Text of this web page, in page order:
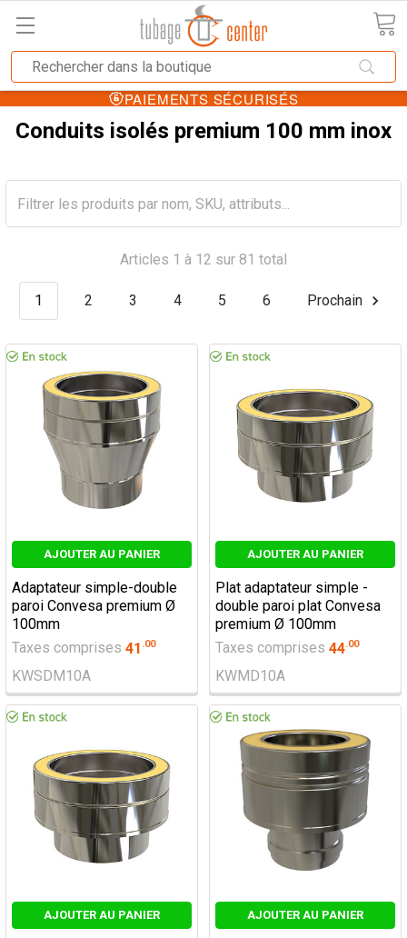
PAIEMENTS SÉCURISÉS
Conduits isolés premium 100 mm inox
Articles 1 à 12 sur 81 total
1 2 3 4 5 6 Prochain
AJOUTER AU PANIER
Adaptateur simple-double
paroi Convesa premium Ø
100mm
Taxes comprises 41 .00
KWSDM10A
AJOUTER AU PANIER
Plat adaptateur simple -
double paroi plat Convesa
premium Ø 100mm
Taxes comprises 44.00
KWMD10A
AJOUTER AU PANIER AJOUTER AU PANIER